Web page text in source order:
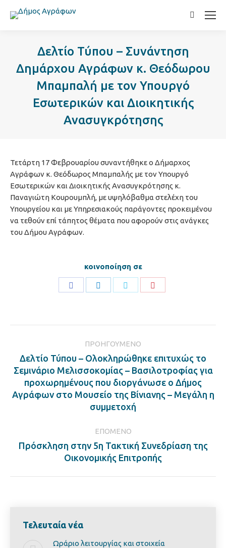
Search:
Δελτίο Τύπου – Συνάντηση
Δημάρχου Αγράφων κ. Θεόδωρου
Μπαμπαλή με τον Υπουργό
Εσωτερικών και Διοικητικής
Ανασυγκρότησης
Τετάρτη 17 Φεβρουαρίου συναντήθηκε ο Δήμαρχος
Αγράφων κ. Θεόδωρος Μπαμπαλής με τον Υπουργό
Εσωτερικών και Διοικητικής Ανασυγκρότησης κ.
Παναγιώτη Κουρουμπλή, με υψηλόβαθμα στελέχη του
Υπουργείου και με Υπηρεσιακούς παράγοντες προκειμένου
να τεθούν επί τάπητος θέματα που αφορούν στις ανάγκες
του Δήμου Αγράφων.
κοινοποίηση σε
ΠΡΟΗΓΟΎΜΕΝΟ
Previous
post:
Δελτίο Τύπου – Ολοκληρώθηκε επιτυχώς το
Σεμινάριο Μελισσοκομίας – Βασιλοτροφίας για
προχωρημένους που διοργάνωσε ο Δήμος
Αγράφων στο Μουσείο της Βίνιανης – Μεγάλη η
συμμετοχή
ΕΠΌΜΕΝΟ
Next
post:
Πρόσκληση στην 5η Τακτική Συνεδρίαση της
Οικονομικής Επιτροπής
Τελευταία νέα
Ωράριο λειτουργίας και στοιχεία